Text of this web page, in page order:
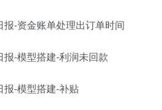
报-资金账单处理出订单时间
报-模型搭建-利润未回款
报-模型搭建-补贴